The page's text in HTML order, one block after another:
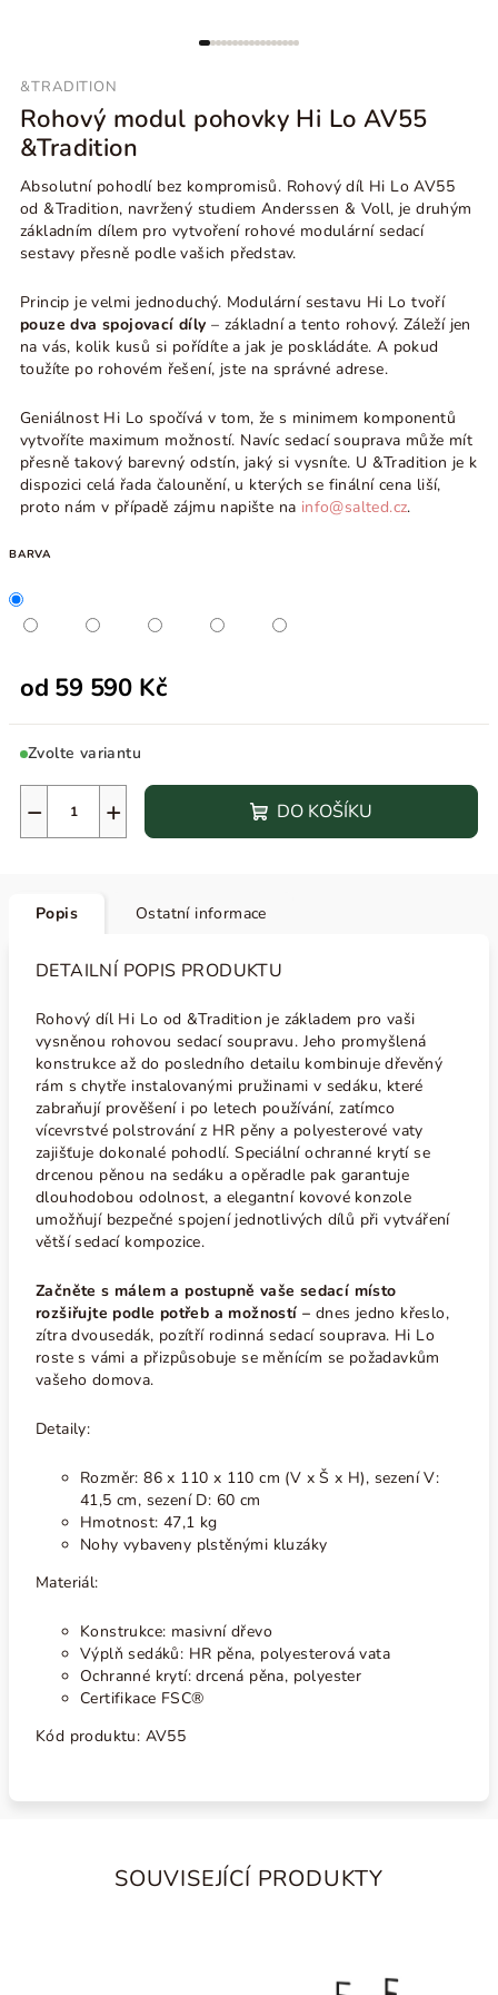
&TRADITION
Rohový modul pohovky Hi Lo AV55
&Tradition
Absolutní pohodlí bez kompromisů. Rohový díl Hi Lo AV55
od &Tradition, navržený studiem Anderssen & Voll, je druhým
základním dílem pro vytvoření rohové modulární sedací
sestavy přesně podle vašich představ.
Princip je velmi jednoduchý. Modulární sestavu Hi Lo tvoří
pouze dva spojovací díly – základní a tento rohový. Záleží jen
na vás, kolik kusů si pořídíte a jak je poskládáte. A pokud
toužíte po rohovém řešení, jste na správné adrese.
Geniálnost Hi Lo spočívá v tom, že s minimem komponentů
vytvoříte maximum možností. Navíc sedací souprava může mít
přesně takový barevný odstín, jaký si vysníte. U &Tradition je k
dispozici celá řada čalounění, u kterých se finální cena liší,
proto nám v případě zájmu napište na info@salted.cz.
BARVA
od 59 590 Kč
Zvolte variantu
+
− DO KOŠÍKU
Popis Ostatní informace
DETAILNÍ POPIS PRODUKTU
Rohový díl Hi Lo od &Tradition je základem pro vaši
vysněnou rohovou sedací soupravu. Jeho promyšlená
konstrukce až do posledního detailu kombinuje dřevěný
rám s chytře instalovanými pružinami v sedáku, které
zabraňují prověšení i po letech používání, zatímco
vícevrstvé polstrování z HR pěny a polyesterové vaty
zajišťuje dokonalé pohodlí. Speciální ochranné krytí se
drcenou pěnou na sedáku a opěradle pak garantuje
dlouhodobou odolnost, a elegantní kovové konzole
umožňují bezpečné spojení jednotlivých dílů při vytváření
větší sedací kompozice.
Začněte s málem a postupně vaše sedací místo
rozšiřujte podle potřeb a možností – dnes jedno křeslo,
zítra dvousedák, pozítří rodinná sedací souprava. Hi Lo
roste s vámi a přizpůsobuje se měnícím se požadavkům
vašeho domova.
Detaily:
Rozměr: 86 x 110 x 110 cm (V x Š x H), sezení V:
41,5 cm, sezení D: 60 cm
Hmotnost: 47,1 kg
Nohy vybaveny plstěnými kluzáky
Materiál:
Konstrukce: masivní dřevo
Výplň sedáků: HR pěna, polyesterová vata
Ochranné krytí: drcená pěna, polyester
Certifikace FSC®
Kód produktu: AV55
SOUVISEJÍCÍ PRODUKTY